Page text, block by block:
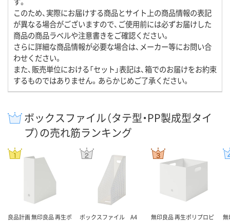
このため、実際にお届けする商品とサイト上の商品情報の表記
が異なる場合がございますので、ご使用前には必ずお届けした
商品の商品ラベルや注意書きをご確認ください。
さらに詳細な商品情報が必要な場合は、メーカー等にお問い合
わせください。
また、販売単位における「セット」表記は、箱でのお届けをお約束
するものではありません。あらかじめご了承ください。
ボックスファイル（タテ型・PP製成型タイ
プ）の売れ筋ランキング
良品計画 無印良品 再生ポ
ボックスファイル A4
無印良品 再生ポリプロピ
無